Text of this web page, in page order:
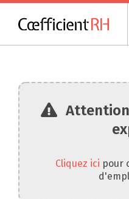
Cliquez ici pour